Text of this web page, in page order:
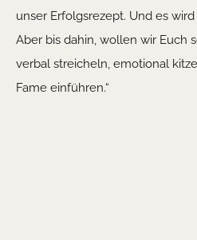
unser Erfolgsrezept. Und es
Aber bis dahin, wollen wir Euch
verbal streicheln, emotional
Fame einführen.“